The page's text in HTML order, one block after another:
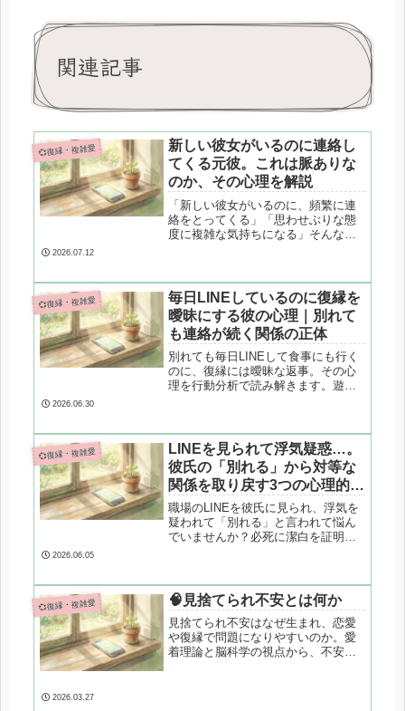
関連記事
💞復縁・複雑愛
新しい彼女がいるのに連絡し
てくる元彼。これは脈ありな
のか、その心理を解説
「新しい彼女がいるのに、頻繁に連
絡をとってくる」「思わせぶりな態
度に複雑な気持ちになる」そんな状
当の脈ありサインの見極め方を心理
カウンセラーが解説します。
2026.07.12
💞復縁・複雑愛
毎日LINEしているのに復縁を
曖昧にする彼の心理｜別れて
も連絡が続く関係の正体
別れても毎日LINEして食事にも行く
のに、復縁には曖昧な返事。その心
理を行動分析で読み解きます。遊ば
2026.06.30
💞復縁・複雑愛
LINEを見られて浮気疑惑…。
彼氏の「別れる」から対等な
関係を取り戻す3つの心理的ス
テップ
職場のLINEを彼氏に見られ、浮気を
疑われて「別れる」と言われて悩ん
でいませんか？必死に潔白を証明す
ダリー）を引き直して対等な関係を
取り戻す3つのステップを専門的に解
説します。
2026.06.05
💞復縁・複雑愛 🧠見捨てられ不安とは何か
見捨てられ不安はなぜ生まれ、恋愛
や復縁で問題になりやすいのか。愛
着理論と脳科学の視点から、不安の
2026.03.27